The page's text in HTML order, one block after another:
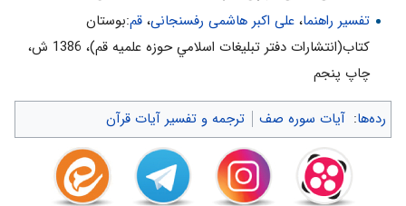
فرمودند: وعده مؤمن به منزله‌ى نذر است، ليكن (مخالفت با آن) كفّاره ندارد.
«عدة المؤمن اخاه نذر لا كفارة له» «1»
به گفته مفسّران، شأن نزول آيه درباره كسانى است كه خواهان جهاد بوده ولى
محتواى آيه مربوط به تمام كسانى است كه شعار مى‌دهند ولى عمل نمى‌كنند.
1- ايمان بايد با عمل و صداقت همراه باشد وگرنه مستحقّ سرزنش و توبيخ
تفسیر راهنما، علی اکبر هاشمی رفسنجانی، قم:بوستان
كتاب(انتشارات دفتر تبليغات اسلامي حوزه علميه قم)، 1386 ش‌،
چاپ پنجم‌
رده‌ها: آیات سوره صف ترجمه و تفسیر آیات قرآن